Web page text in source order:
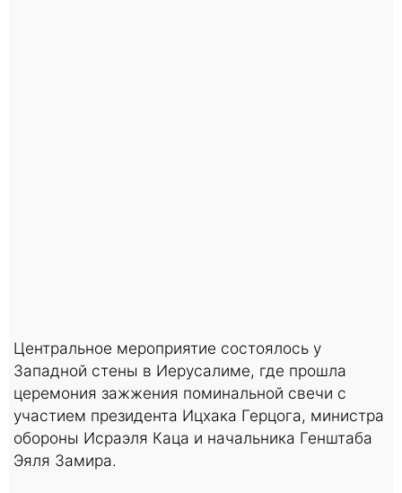
Центральное мероприятие состоялось у
Западной стены в Иерусалиме, где прошла
церемония зажжения поминальной свечи с
участием президента Ицхака Герцога, министра
обороны Исраэля Каца и начальника Генштаба
Эяля Замира.